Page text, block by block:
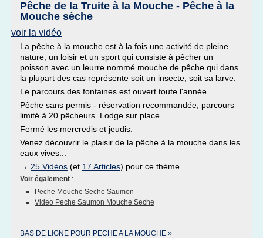
Pêche de la Truite à la Mouche - Pêche à la
Mouche sèche
voir la vidéo
La pêche à la mouche est à la fois une activité de pleine
nature, un loisir et un sport qui consiste à pêcher un
poisson avec un leurre nommé mouche de pêche qui dans
la plupart des cas représente soit un insecte, soit sa larve.
Le parcours des fontaines est ouvert toute l'année
Pêche sans permis - réservation recommandée, parcours
limité à 20 pêcheurs. Lodge sur place.
Fermé les mercredis et jeudis.
Venez découvrir le plaisir de la pêche à la mouche dans les
eaux vives...
→ 25 Vidéos (et 17 Articles) pour ce thème
Voir également :
Peche Mouche Seche Saumon
Video Peche Saumon Mouche Seche
BAS DE LIGNE POUR PECHE A LA MOUCHE »